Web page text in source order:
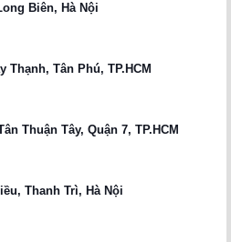
Biên, Hà Nội
Thạnh, Tân Phú, TP.HCM
Thuận Tây, Quận 7, TP.HCM
Thanh Trì, Hà Nội